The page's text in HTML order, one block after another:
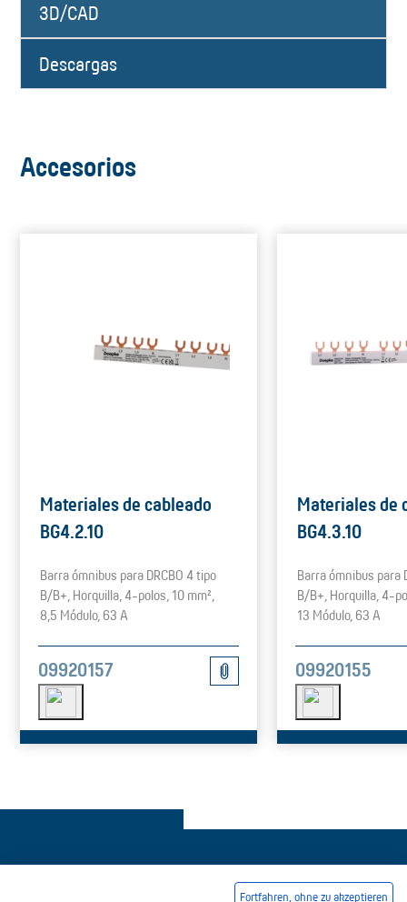
3D/CAD
Descargas
Accesorios
Materiales de cableado
BG4.2.10
Barra ómnibus para DRCBO 4 tipo
B/B+, Horquilla, 4-polos, 10 mm²,
8,5 Módulo, 63 A
09920157
Materiales de
BG4.3.10
Barra ómnibus para
B/B+, Horquilla, 4-
13 Módulo, 63 A
09920155
Fortfahren, ohne zu akzeptieren